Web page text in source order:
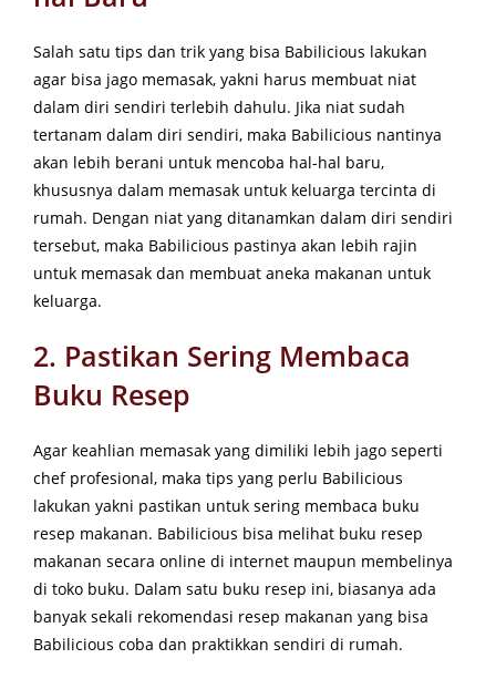
Salah satu tips dan trik yang bisa Babilicious lakukan
agar bisa jago memasak, yakni harus membuat niat
dalam diri sendiri terlebih dahulu. Jika niat sudah
tertanam dalam diri sendiri, maka Babilicious nantinya
akan lebih berani untuk mencoba hal-hal baru,
khususnya dalam memasak untuk keluarga tercinta di
rumah. Dengan niat yang ditanamkan dalam diri sendiri
tersebut, maka Babilicious pastinya akan lebih rajin
untuk memasak dan membuat aneka makanan untuk
keluarga.
2. Pastikan Sering Membaca
Buku Resep
Agar keahlian memasak yang dimiliki lebih jago seperti
chef profesional, maka tips yang perlu Babilicious
lakukan yakni pastikan untuk sering membaca buku
resep makanan. Babilicious bisa melihat buku resep
makanan secara online di internet maupun membelinya
di toko buku. Dalam satu buku resep ini, biasanya ada
banyak sekali rekomendasi resep makanan yang bisa
Babilicious coba dan praktikkan sendiri di rumah.